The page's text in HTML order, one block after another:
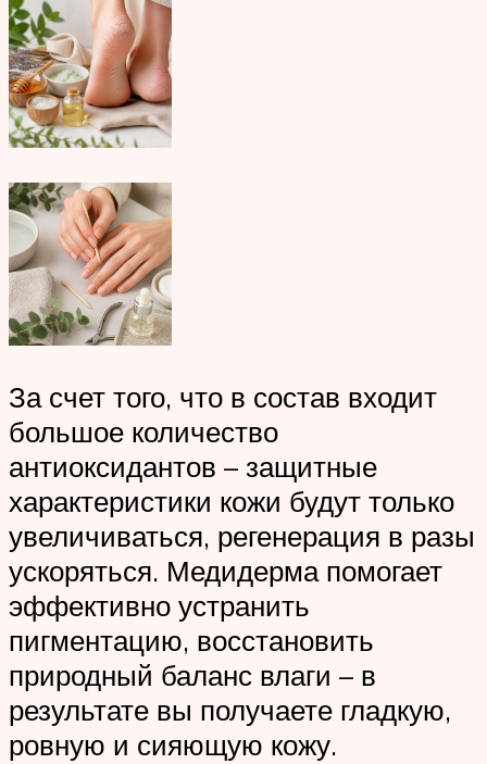
За счет того, что в состав входит
большое количество
антиоксидантов – защитные
характеристики кожи будут только
увеличиваться, регенерация в разы
ускоряться. Медидерма помогает
эффективно устранить
пигментацию, восстановить
природный баланс влаги – в
результате вы получаете гладкую,
ровную и сияющую кожу.